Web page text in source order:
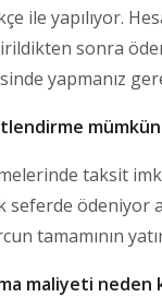
ile yapılıyor.
sonra
yapmanız
taksit
seferde ödeniyor
tamamının
maliyeti neden